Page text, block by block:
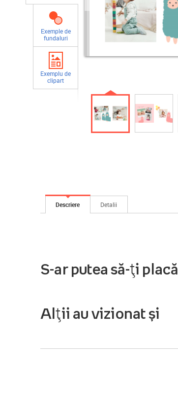
Exemple de
fundaluri
Exemplu de
clipart
Descriere Detalii
S-ar putea să-ți placă
Alții au vizionat și